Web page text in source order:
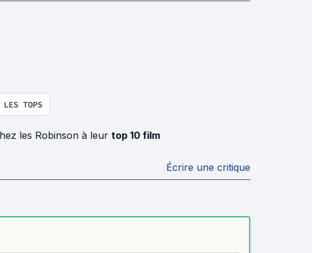
TOPS
les Robinson à leur top 10 film
Écrire une critique